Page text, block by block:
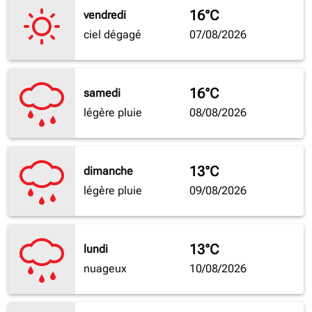
vendredi
ciel dégagé
16°C
07/08/2026
samedi
légère pluie
16°C
08/08/2026
dimanche
légère pluie
13°C
09/08/2026
lundi
nuageux
13°C
10/08/2026